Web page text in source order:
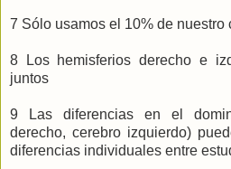
7 Sólo usamos el 10% de nuestro
8 Los hemisferios derecho e
juntos
9 Las diferencias en el
derecho, cerebro izquierdo)
diferencias individuales entre